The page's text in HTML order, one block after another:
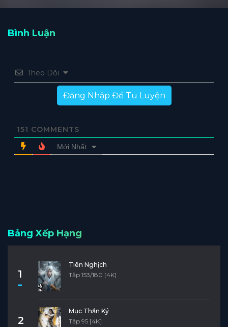
Bình Luận
Theo Dõi
Đăng Nhập Để Tu Luyện
151 COMMENTS
Mới Nhất
Bảng Xếp Hạng
1
Tiên Nghịch
Tập 153/180 [4K]
2
Mục Thần Ký
Tập 95 [4K]